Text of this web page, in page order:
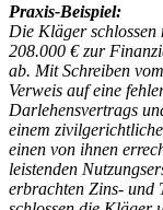
Praxis-Beispiel:
Die Kläger
208.000 € zur
ab. Mit Schreiben
Verweis auf eine
Darlehensvertrags
einem
einen von ihnen
leistenden
erbrachten Zins- und